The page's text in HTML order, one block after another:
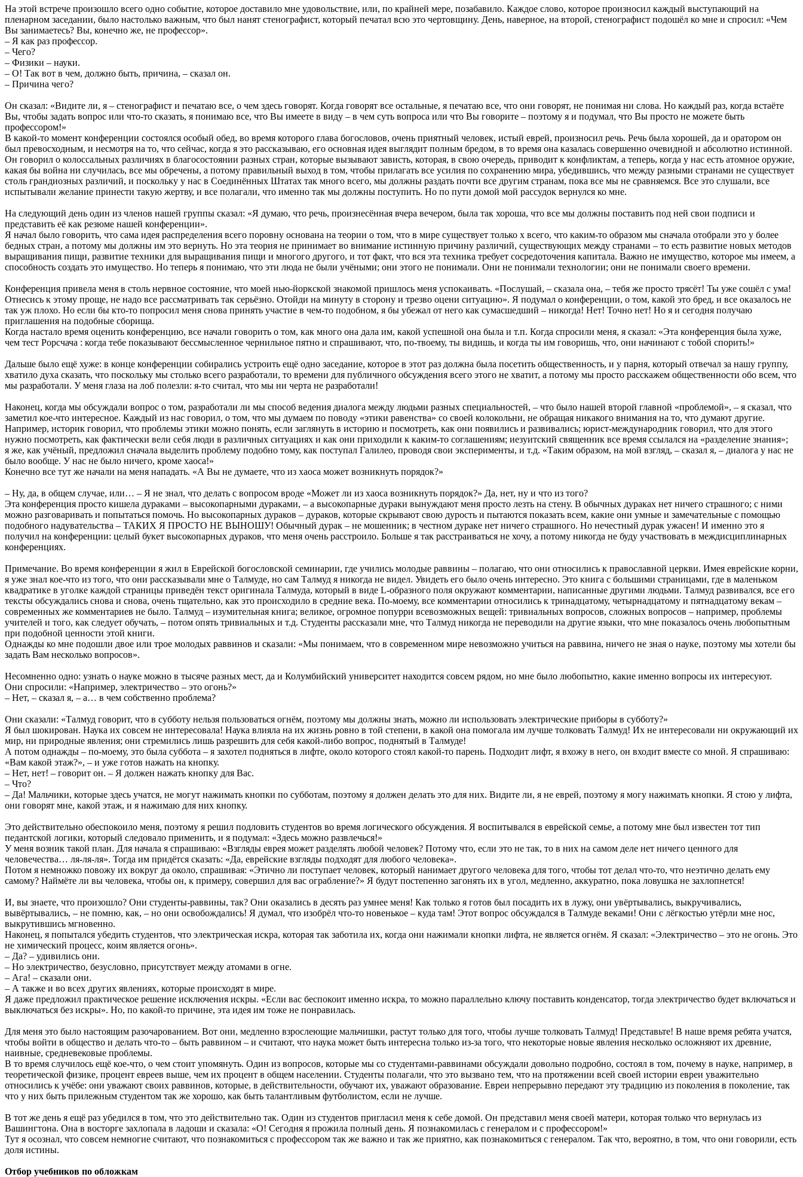
На этой встрече произошло всего одно событие, которое доставило мне удовольствие, или, по крайней мере, позабавило. Каждое слово, которое произносил каждый выступающий на
пленарном заседании, было настолько важным, что был нанят стенографист, который печатал всю это чертовщину. День, наверное, на второй, стенографист подошёл ко мне и спросил: «Чем
Вы занимаетесь? Вы, конечно же, не профессор».
– Я как раз профессор.
– Чего?
– Физики – науки.
– О! Так вот в чем, должно быть, причина, – сказал он.
– Причина чего?
Он сказал: «Видите ли, я – стенографист и печатаю все, о чем здесь говорят. Когда говорят все остальные, я печатаю все, что они говорят, не понимая ни слова. Но каждый раз, когда встаёте
Вы, чтобы задать вопрос или что-то сказать, я понимаю все, что Вы имеете в виду – в чем суть вопроса или что Вы говорите – поэтому я и подумал, что Вы просто не можете быть
профессором!»
В какой-то момент конференции состоялся особый обед, во время которого глава богословов, очень приятный человек, истый еврей, произносил речь. Речь была хорошей, да и оратором он
был превосходным, и несмотря на то, что сейчас, когда я это рассказываю, его основная идея выглядит полным бредом, в то время она казалась совершенно очевидной и абсолютно истинной.
Он говорил о колоссальных различиях в благосостоянии разных стран, которые вызывают зависть, которая, в свою очередь, приводит к конфликтам, а теперь, когда у нас есть атомное оружие,
какая бы война ни случилась, все мы обречены, а потому правильный выход в том, чтобы прилагать все усилия по сохранению мира, убедившись, что между разными странами не существует
столь грандиозных различий, и поскольку у нас в Соединённых Штатах так много всего, мы должны раздать почти все другим странам, пока все мы не сравняемся. Все это слушали, все
испытывали желание принести такую жертву, и все полагали, что именно так мы должны поступить. Но по пути домой мой рассудок вернулся ко мне.
На следующий день один из членов нашей группы сказал: «Я думаю, что речь, произнесённая вчера вечером, была так хороша, что все мы должны поставить под ней свои подписи и
представить её как резюме нашей конференции».
Я начал было говорить, что сама идея распределения всего поровну основана на теории о том, что в мире существует только x всего, что каким-то образом мы сначала отобрали это у более
бедных стран, а потому мы должны им это вернуть. Но эта теория не принимает во внимание истинную причину различий, существующих между странами – то есть развитие новых методов
выращивания пищи, развитие техники для выращивания пищи и многого другого, и тот факт, что вся эта техника требует сосредоточения капитала. Важно не имущество, которое мы имеем, а
способность создать это имущество. Но теперь я понимаю, что эти люда не были учёными; они этого не понимали. Они не понимали технологии; они не понимали своего времени.
Конференция привела меня в столь нервное состояние, что моей нью-йоркской знакомой пришлось меня успокаивать. «Послушай, – сказала она, – тебя же просто трясёт! Ты уже сошёл с ума!
Отнесись к этому проще, не надо все рассматривать так серьёзно. Отойди на минуту в сторону и трезво оцени ситуацию». Я подумал о конференции, о том, какой это бред, и все оказалось не
так уж плохо. Но если бы кто-то попросил меня снова принять участие в чем-то подобном, я бы убежал от него как сумасшедший – никогда! Нет! Точно нет! Но я и сегодня получаю
приглашения на подобные сборища.
Когда настало время оценить конференцию, все начали говорить о том, как много она дала им, какой успешной она была и т.п. Когда спросили меня, я сказал: «Эта конференция была хуже,
чем тест Рорсчача : когда тебе показывают бессмысленное чернильное пятно и спрашивают, что, по-твоему, ты видишь, и когда ты им говоришь, что, они начинают с тобой спорить!»
Дальше было ещё хуже: в конце конференции собирались устроить ещё одно заседание, которое в этот раз должна была посетить общественность, и у парня, который отвечал за нашу группу,
хватило духа сказать, что поскольку мы столько всего разработали, то времени для публичного обсуждения всего этого не хватит, а потому мы просто расскажем общественности обо всем, что
мы разработали. У меня глаза на лоб полезли: я-то считал, что мы ни черта не разработали!
Наконец, когда мы обсуждали вопрос о том, разработали ли мы способ ведения диалога между людьми разных специальностей, – что было нашей второй главной «проблемой», – я сказал, что
заметил кое-что интересное. Каждый из нас говорил, о том, что мы думаем по поводу «этики равенства» со своей колокольни, не обращая никакого внимания на то, что думают другие.
Например, историк говорил, что проблемы этики можно понять, если заглянуть в историю и посмотреть, как они появились и развивались; юрист-международник говорил, что для этого
нужно посмотреть, как фактически вели себя люди в различных ситуациях и как они приходили к каким-то соглашениям; иезуитский священник все время ссылался на «разделение знания»;
я же, как учёный, предложил сначала выделить проблему подобно тому, как поступал Галилео, проводя свои эксперименты, и т.д. «Таким образом, на мой взгляд, – сказал я, – диалога у нас не
было вообще. У нас не было ничего, кроме хаоса!»
Конечно все тут же начали на меня нападать. «А Вы не думаете, что из хаоса может возникнуть порядок?»
– Ну, да, в общем случае, или… – Я не знал, что делать с вопросом вроде «Может ли из хаоса возникнуть порядок?» Да, нет, ну и что из того?
Эта конференция просто кишела дураками – высокопарными дураками, – а высокопарные дураки вынуждают меня просто лезть на стену. В обычных дураках нет ничего страшного; с ними
можно разговаривать и попытаться помочь. Но высокопарных дураков – дураков, которые скрывают свою дурость и пытаются показать всем, какие они умные и замечательные с помощью
подобного надувательства – ТАКИХ Я ПРОСТО НЕ ВЫНОШУ! Обычный дурак – не мошенник; в честном дураке нет ничего страшного. Но нечестный дурак ужасен! И именно это я
получил на конференции: целый букет высокопарных дураков, что меня очень расстроило. Больше я так расстраиваться не хочу, а потому никогда не буду участвовать в междисциплинарных
конференциях.
Примечание. Во время конференции я жил в Еврейской богословской семинарии, где учились молодые раввины – полагаю, что они относились к православной церкви. Имея еврейские корни,
я уже знал кое-что из того, что они рассказывали мне о Талмуде, но сам Талмуд я никогда не видел. Увидеть его было очень интересно. Это книга с большими страницами, где в маленьком
квадратике в уголке каждой страницы приведён текст оригинала Талмуда, который в виде L-образного поля окружают комментарии, написанные другими людьми. Талмуд развивался, все его
тексты обсуждались снова и снова, очень тщательно, как это происходило в средние века. По-моему, все комментарии относились к тринадцатому, четырнадцатому и пятнадцатому векам –
современных же комментариев не было. Талмуд – изумительная книга; великое, огромное попурри всевозможных вещей: тривиальных вопросов, сложных вопросов – например, проблемы
учителей и того, как следует обучать, – потом опять тривиальных и т.д. Студенты рассказали мне, что Талмуд никогда не переводили на другие языки, что мне показалось очень любопытным
при подобной ценности этой книги.
Однажды ко мне подошли двое или трое молодых раввинов и сказали: «Мы понимаем, что в современном мире невозможно учиться на раввина, ничего не зная о науке, поэтому мы хотели бы
задать Вам несколько вопросов».
Несомненно одно: узнать о науке можно в тысяче разных мест, да и Колумбийский университет находится совсем рядом, но мне было любопытно, какие именно вопросы их интересуют.
Они спросили: «Например, электричество – это огонь?»
– Нет, – сказал я, – а… в чем собственно проблема?
Они сказали: «Талмуд говорит, что в субботу нельзя пользоваться огнём, поэтому мы должны знать, можно ли использовать электрические приборы в субботу?»
Я был шокирован. Наука их совсем не интересовала! Наука влияла на их жизнь ровно в той степени, в какой она помогала им лучше толковать Талмуд! Их не интересовали ни окружающий их
мир, ни природные явления; они стремились лишь разрешить для себя какой-либо вопрос, поднятый в Талмуде!
А потом однажды – по-моему, это была суббота – я захотел подняться в лифте, около которого стоял какой-то парень. Подходит лифт, я вхожу в него, он входит вместе со мной. Я спрашиваю:
«Вам какой этаж?», – и уже готов нажать на кнопку.
– Нет, нет! – говорит он. – Я должен нажать кнопку для Вас.
– Что?
– Да! Мальчики, которые здесь учатся, не могут нажимать кнопки по субботам, поэтому я должен делать это для них. Видите ли, я не еврей, поэтому я могу нажимать кнопки. Я стою у лифта,
они говорят мне, какой этаж, и я нажимаю для них кнопку.
Это действительно обеспокоило меня, поэтому я решил подловить студентов во время логического обсуждения. Я воспитывался в еврейской семье, а потому мне был известен тот тип
педантской логики, который следовало применить, и я подумал: «Здесь можно развлечься!»
У меня возник такой план. Для начала я спрашиваю: «Взгляды еврея может разделять любой человек? Потому что, если это не так, то в них на самом деле нет ничего ценного для
человечества… ля-ля-ля». Тогда им придётся сказать: «Да, еврейские взгляды подходят для любого человека».
Потом я немножко повожу их вокруг да около, спрашивая: «Этично ли поступает человек, который нанимает другого человека для того, чтобы тот делал что-то, что неэтично делать ему
самому? Наймёте ли вы человека, чтобы он, к примеру, совершил для вас ограбление?» Я будут постепенно загонять их в угол, медленно, аккуратно, пока ловушка не захлопнется!
И, вы знаете, что произошло? Они студенты-раввины, так? Они оказались в десять раз умнее меня! Как только я готов был посадить их в лужу, они увёртывались, выкручивались,
вывёртывались, – не помню, как, – но они освобождались! Я думал, что изобрёл что-то новенькое – куда там! Этот вопрос обсуждался в Талмуде веками! Они с лёгкостью утёрли мне нос,
выкрутившись мгновенно.
Наконец, я попытался убедить студентов, что электрическая искра, которая так заботила их, когда они нажимали кнопки лифта, не является огнём. Я сказал: «Электричество – это не огонь. Это
не химический процесс, коим является огонь».
– Да? – удивились они.
– Но электричество, безусловно, присутствует между атомами в огне.
– Ага! – сказали они.
– А также и во всех других явлениях, которые происходят в мире.
Я даже предложил практическое решение исключения искры. «Если вас беспокоит именно искра, то можно параллельно ключу поставить конденсатор, тогда электричество будет включаться и
выключаться без искры». Но, по какой-то причине, эта идея им тоже не понравилась.
Для меня это было настоящим разочарованием. Вот они, медленно взрослеющие мальчишки, растут только для того, чтобы лучше толковать Талмуд! Представьте! В наше время ребята учатся,
чтобы войти в общество и делать что-то – быть раввином – и считают, что наука может быть интересна только из-за того, что некоторые новые явления несколько осложняют их древние,
наивные, средневековые проблемы.
В то время случилось ещё кое-что, о чем стоит упомянуть. Один из вопросов, которые мы со студентами-раввинами обсуждали довольно подробно, состоял в том, почему в науке, например, в
теоретической физике, процент евреев выше, чем их процент в общем населении. Студенты полагали, что это вызвано тем, что на протяжении всей своей истории евреи уважительно
относились к учёбе: они уважают своих раввинов, которые, в действительности, обучают их, уважают образование. Евреи непрерывно передают эту традицию из поколения в поколение, так
что у них быть прилежным студентом так же хорошо, как быть талантливым футболистом, если не лучше.
В тот же день я ещё раз убедился в том, что это действительно так. Один из студентов пригласил меня к себе домой. Он представил меня своей матери, которая только что вернулась из
Вашингтона. Она в восторге захлопала в ладоши и сказала: «О! Сегодня я прожила полный день. Я познакомилась с генералом и с профессором!»
Тут я осознал, что совсем немногие считают, что познакомиться с профессором так же важно и так же приятно, как познакомиться с генералом. Так что, вероятно, в том, что они говорили, есть
доля истины.
Отбор учебников по обложкам